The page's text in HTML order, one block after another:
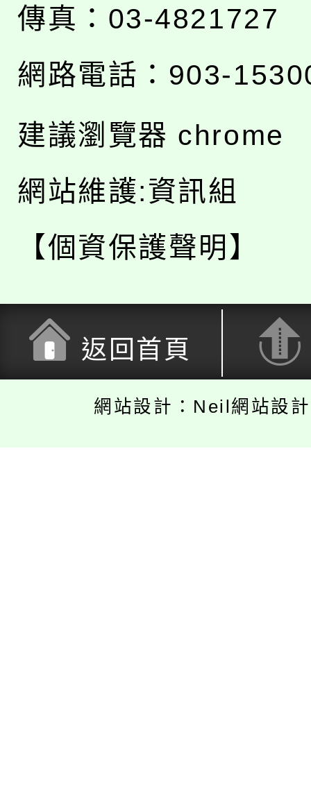
傳真：03-4821727
網路電話：903-
建議瀏覽器 chrome
網站維護:資訊組
【個資保護聲明】
返回首頁
網站設計：Neil網站設